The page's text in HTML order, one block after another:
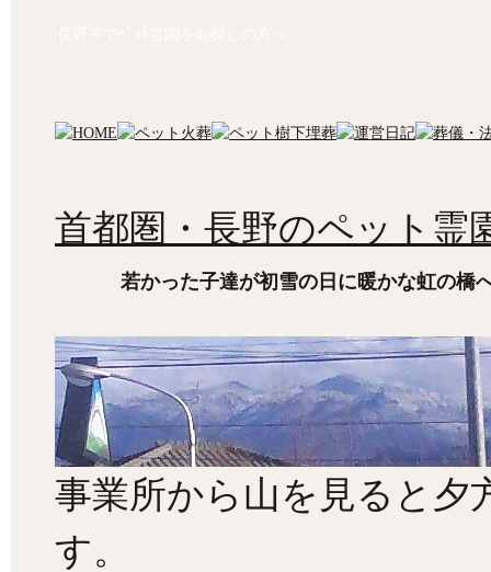
首都圏・長野のペット霊
若かった子達が初雪の日に暖かな虹の橋
事業所から山を見ると夕
す。